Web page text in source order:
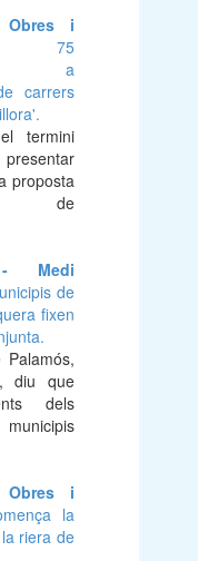
Obres i
75
a
carrers
termini
proposta
de
- Medi
de
fixen
Palamós,
diu que
dels
Obres i
la
riera de